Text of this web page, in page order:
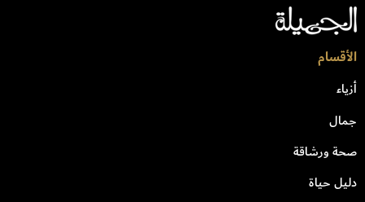
الأقسام
أزياء
جمال
صحة ورشاقة
دليل حياة